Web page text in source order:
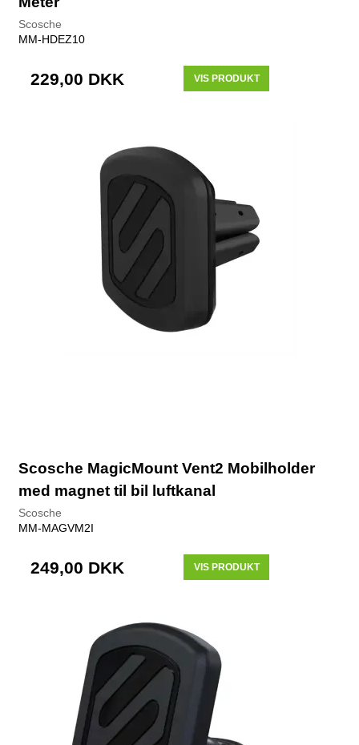
Scosche
MM-HDEZ10
229,00 DKK VIS PRODUKT
Scosche MagicMount Vent2 Mobilholder
med magnet til bil luftkanal
Scosche
MM-MAGVM2I
249,00 DKK VIS PRODUKT